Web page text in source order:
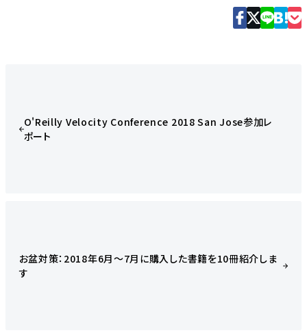
O'Reilly Velocity Conference 2018 San Jose参加レ
ポート
お盆対策：2018年6月〜7月に購入した書籍を10冊紹介しま
す